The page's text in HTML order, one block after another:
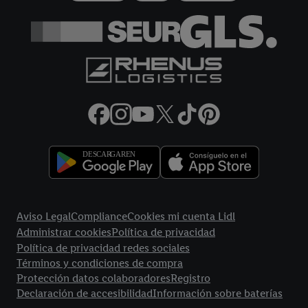
Aviso LegalComplianceCookies mi cuenta Lidl
Administrar cookiesPolítica de privacidad
Política de privacidad redes sociales
Términos y condiciones de compra
Protección datos colaboradoresRegistro
Declaración de accesibilidadInformación sobre baterías
Al hacer clic en "Rechazar", sólo permite el uso de las
tecnologías necesarias. Al hacer clic en "Aceptar", consiente
todo el tratamiento para todos los fines mencionados.
Encontrará más información, incluida la relativa al período de
consentimiento en cualquier momento con efectos para el
futuro, en nuestrapolítica de privacidad.
Puede encontrar el